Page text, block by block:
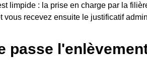
limpide : la prise en charge par la
vous recevez ensuite le justificatif
passe